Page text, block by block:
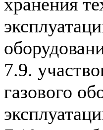
7.9.
газового